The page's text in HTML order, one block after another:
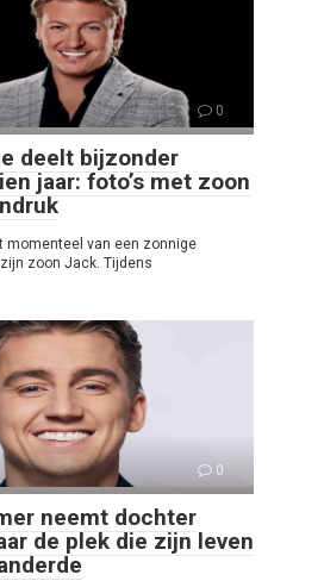
0
deelt bijzonder
jaar: foto’s met zoon
momenteel van een zonnige
zoon Jack. Tijdens
0
neemt dochter
de plek die zijn leven